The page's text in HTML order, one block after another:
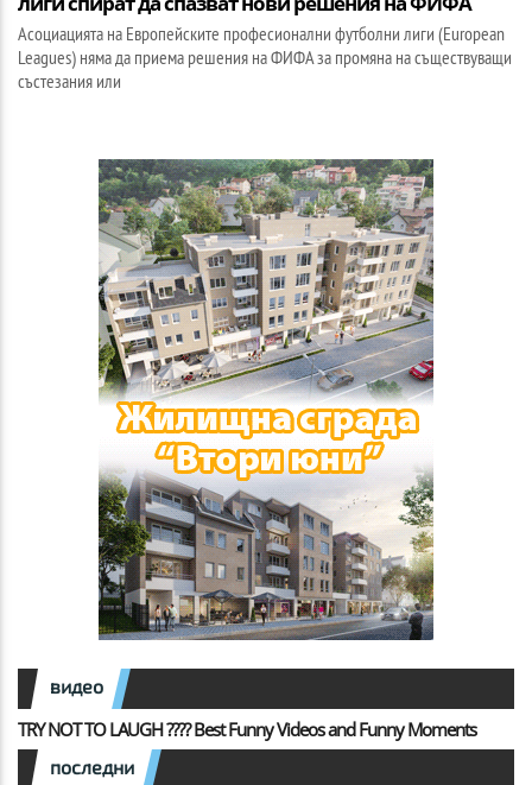
Асоциацията на Европейските професионални футболни лиги (European
Leagues) няма да приема решения на ФИФА за промяна на съществуващи
състезания или
видео
TRY NOT TO LAUGH ???? Best Funny Videos and Funny Moments
последни